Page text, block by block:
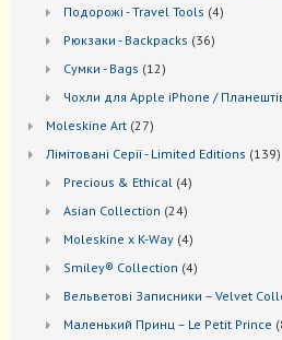
Подорожі - Travel Tools 44
Рюкзаки - Backpacks 3636
Сумки - Bags 1212
Чохли для Apple iPhone /
Moleskine Art 2727
Лiмiтовані Серії - Limited Editions 139
Precious & Ethical 44
Asian Collection 2424
Moleskine x K-Way 44
Smiley® Collection 44
Вельветові Записники – Velvet
Маленький Принц – Le Petit Prince